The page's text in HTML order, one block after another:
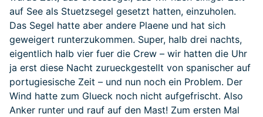
auf See als Stuetzsegel gesetzt hatten, einzuholen.
Das Segel hatte aber andere Plaene und hat sich
geweigert runterzukommen. Super, halb drei nachts,
eigentlich halb vier fuer die Crew – wir hatten die Uhr
ja erst diese Nacht zurueckgestellt von spanischer auf
portugiesische Zeit – und nun noch ein Problem. Der
Wind hatte zum Glueck noch nicht aufgefrischt. Also
Anker runter und rauf auf den Mast! Zum ersten Mal